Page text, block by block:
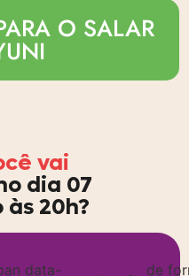
O SALAR
vai
dia 07
20h?
data-
de